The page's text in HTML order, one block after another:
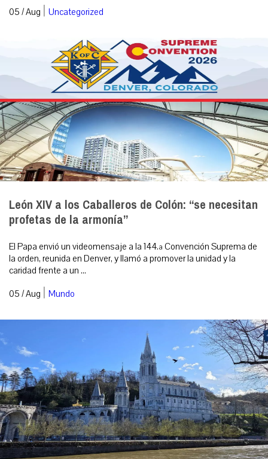
05 / Aug | Uncategorized
León XIV a los Caballeros de Colón: “se necesitan
profetas de la armonía”
El Papa envió un videomensaje a la 144.ª Convención Suprema de
la orden, reunida en Denver, y llamó a promover la unidad y la
caridad frente a un ...
05 / Aug | Mundo